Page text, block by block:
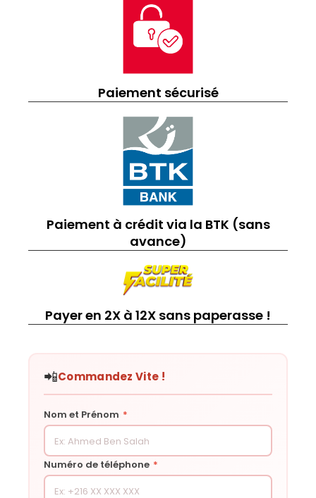
Paiement sécurisé
Paiement à crédit via la BTK (sans
avance)
Payer en 2X à 12X sans paperasse !
📲Commandez Vite !
Nom et Prénom *
Numéro de téléphone *